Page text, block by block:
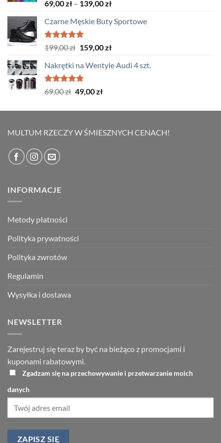
Oceniono
5.00
69,00zł – 139,00złZakres
od
Czarne Męskie Buty Sportowe
Oceniono
na 5
199,00zł Pierwotna
wynosiła:
199,00 zł.
159,00złAktualna
wynosi:
Nakrętki na Wentyle Audi 4 szt.
Oceniono
5.00
69,00zł Pierwotna
wynosiła:
49,00złAktualna
wynosi:
MULTUM RZECZY W ŚMIESZNYCH CENACH!
INFORMACJE
Metody płatności
Polityka prywatności
Polityka zwrotów
Regulamin
Wysyłka i dostawa
NEWSLETTER
Zarejestruj się teraz by być na bieżąco z promocjami i
kuponami rabatowymi.
Zgadzam się na przechowywanie i przetwarzanie moich
danych